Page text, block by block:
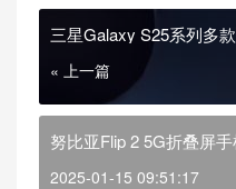
三星Galaxy S25系列多
« 上一篇
努比亚Flip 2 5G折叠屏
2025-01-15 09:51:17